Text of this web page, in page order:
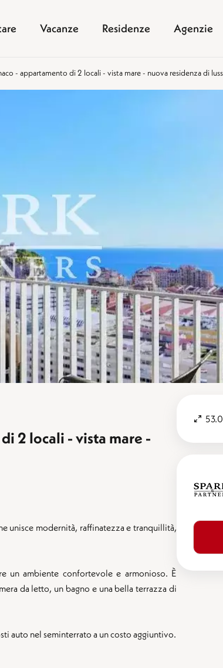
Vacanze Residenze Agenzie
- appartamento di 2 locali - vista mare - nuova residenza di
2 locali - vista mare -
unisce modernità, raffinatezza e tranquillità,
un ambiente confortevole e armonioso. È
da letto, un bagno e una bella terrazza di
auto nel seminterrato a un costo aggiuntivo.